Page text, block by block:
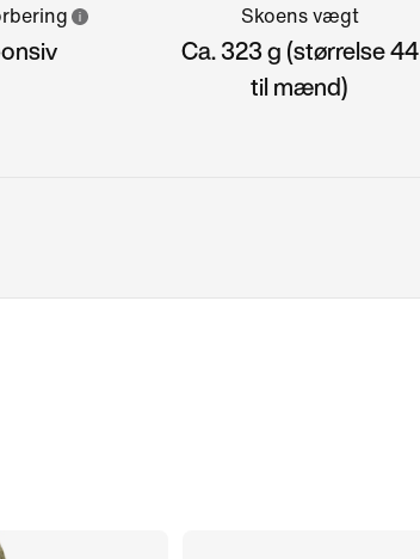
Skoens vægt
Ca. 323 g (størrelse 44
til mænd)